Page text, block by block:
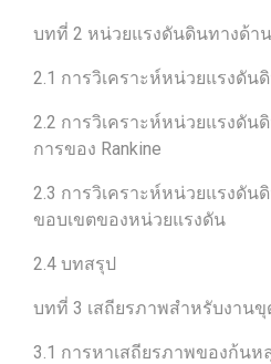
บทที่ 2 หน่วยแรงดันดินทางด้า
2.1 การวิเคราะห์หน่วยแรงดั
2.2 การวิเคราะห์หน่วยแรงดัน
การของ Rankine
2.3 การวิเคราะห์หน่วยแรงดัน
ขอบเขตของหน่วยแรงดัน
2.4 บทสรุป
บทที่ 3 เสถียรภาพสำหรับงาน
3.1 การหาเสถียรภาพของก้นห